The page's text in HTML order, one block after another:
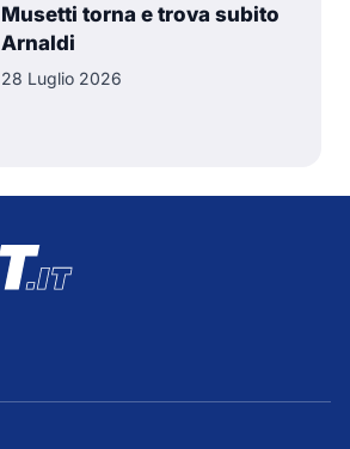
Musetti torna e trova subito
Arnaldi
28 Luglio 2026